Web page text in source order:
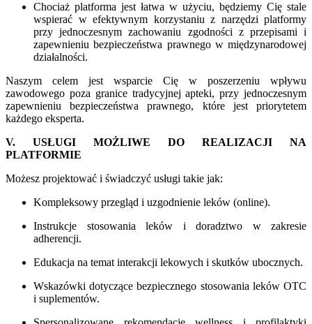
Chociaż platforma jest łatwa w użyciu, będziemy Cię stale
wspierać w efektywnym korzystaniu z narzędzi platformy
przy jednoczesnym zachowaniu zgodności z przepisami i
zapewnieniu bezpieczeństwa prawnego w międzynarodowej
działalności.
Naszym celem jest wsparcie Cię w poszerzeniu wpływu
zawodowego poza granice tradycyjnej apteki, przy jednoczesnym
zapewnieniu bezpieczeństwa prawnego, które jest priorytetem
każdego eksperta.
V. USŁUGI MOŻLIWE DO REALIZACJI NA
PLATFORMIE
Możesz projektować i świadczyć usługi takie jak:
Kompleksowy przegląd i uzgodnienie leków (online).
Instrukcje stosowania leków i doradztwo w zakresie
adherencji.
Edukacja na temat interakcji lekowych i skutków ubocznych.
Wskazówki dotyczące bezpiecznego stosowania leków OTC
i suplementów.